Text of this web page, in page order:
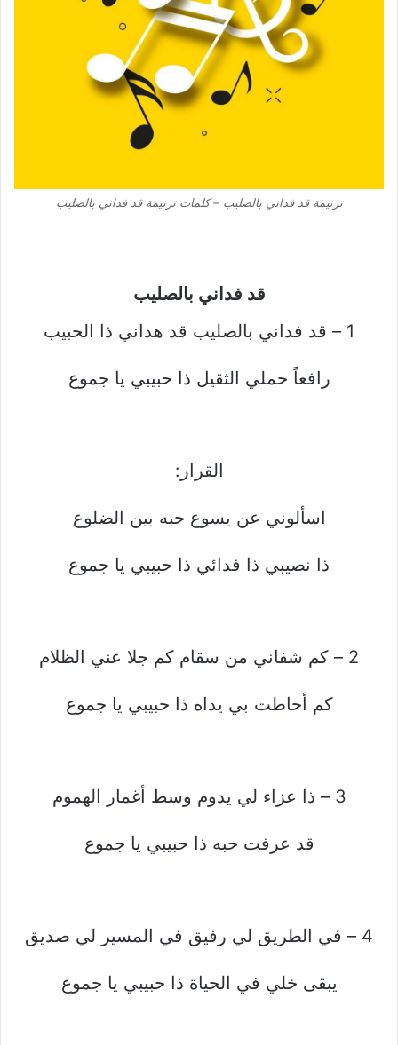
ترنيمة قد فداني بالصليب – كلمات ترنيمة قد فداني بالصليب
قد فداني بالصليب
1 – قد فداني بالصليب قد هداني ذا الحبيب
رافعاً حملي الثقيل ذا حبيبي يا جموع
القرار:
اسألوني عن يسوع حبه بين الضلوع
ذا نصيبي ذا فدائي ذا حبيبي يا جموع
2 – كم شفاني من سقام كم جلا عني الظلام
كم أحاطت بي يداه ذا حبيبي يا جموع
3 – ذا عزاء لي يدوم وسط أغمار الهموم
قد عرفت حبه ذا حبيبي يا جموع
4 – في الطريق لي رفيق في المسير لي صديق
يبقى خلي في الحياة ذا حبيبي يا جموع